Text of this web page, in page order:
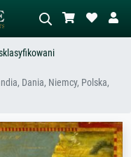
Wyszukiwanie obrazów AI
stojący akt obok drzewa.
Dania, Niemcy, Polska,